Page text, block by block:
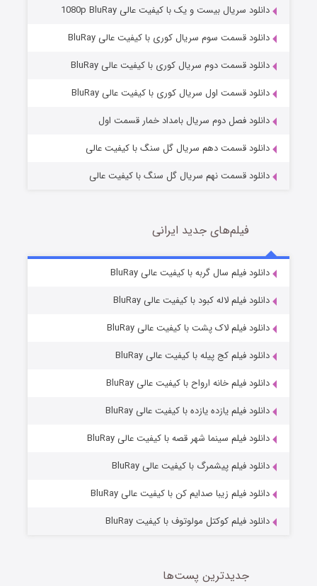
وستی ها
قسمت1 (زیرنویس) منتشر شد
قسمت6 (زیرنویس) منتشر شد
دانلود سریال بیست و یک با کیفیت عالی 1080p BluRay
دانلود قسمت سوم سریال کوری با کیفیت عالی BluRay
دانلود قسمت دوم سریال کوری با کیفیت عالی BluRay
دانلود قسمت اول سریال کوری با کیفیت عالی BluRay
دانلود فصل دوم سریال بامداد خمار قسمت اول
دانلود قسمت دهم سریال گل سنگ با کیفیت عالی
دانلود قسمت نهم سریال گل سنگ با کیفیت عالی
فیلم‌های جدید ایرانی
دانلود فیلم سال گربه با کیفیت عالی BluRay
دانلود فیلم لاله کبود با کیفیت عالی BluRay
دانلود فیلم لاک پشت با کیفیت عالی BluRay
دانلود فیلم کج‌ پیله با کیفیت عالی BluRay
دانلود فیلم خانه ارواح با کیفیت عالی BluRay
دانلود فیلم یازده یازده با کیفیت عالی BluRay
دانلود فیلم سینما شهر قصه با کیفیت عالی BluRay
دانلود فیلم پیشمرگ با کیفیت عالی BluRay
دانلود فیلم زیبا صدایم کن با کیفیت عالی BluRay
دانلود فیلم کوکتل مولوتوف با کیفیت BluRay
جدیدترین پست‌ها